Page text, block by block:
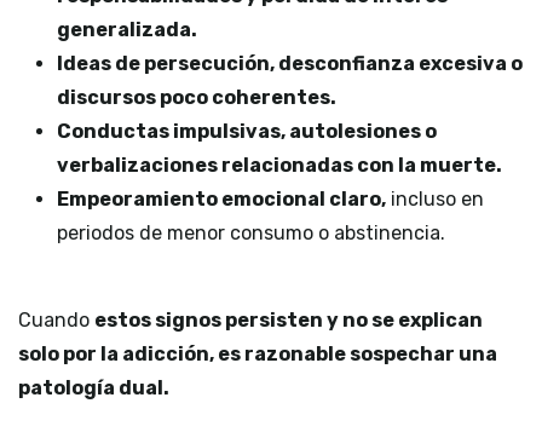
generalizada.
Ideas de persecución, desconfianza excesiva o
discursos poco coherentes.
Conductas impulsivas, autolesiones o
verbalizaciones relacionadas con la muerte.
Empeoramiento emocional claro, incluso en
periodos de menor consumo o abstinencia.
Cuando estos signos persisten y no se explican
solo por la adicción, es razonable sospechar una
patología dual.